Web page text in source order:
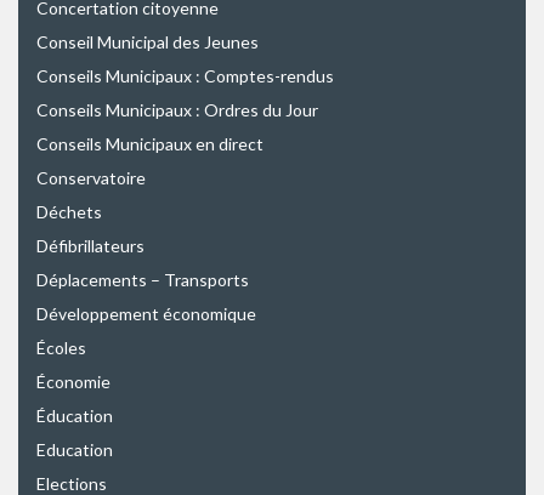
Concertation citoyenne
Conseil Municipal des Jeunes
Conseils Municipaux : Comptes-rendus
Conseils Municipaux : Ordres du Jour
Conseils Municipaux en direct
Conservatoire
Déchets
Défibrillateurs
Déplacements – Transports
Développement économique
Écoles
Économie
Éducation
Education
Elections